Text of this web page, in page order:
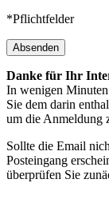
*Pflichtfelder
Absenden
Danke für Ihr
In wenigen
Sie dem darin
um die Anmeldung
Sollte die Email
Posteingang
überprüfen Sie